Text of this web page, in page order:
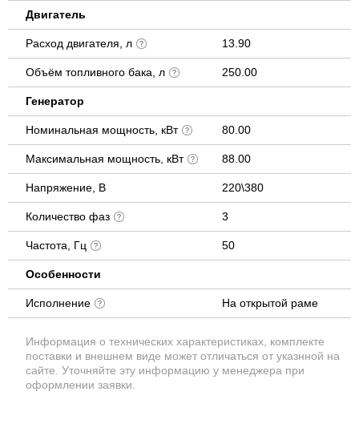
Двигатель
Расход двигателя, л 13.90
Объём топливного бака, л 250.00
Генератор
Номинальная мощность, кВт 80.00
Максимальная мощность, кВт 88.00
Напряжение, В 220\380
Количество фаз 3
Частота, Гц 50
Особенности
Исполнение На открытой раме
Информация о технических характеристиках, комплекте
поставки и внешнем виде может отличаться от указнной на
сайте. Уточняйте эту информацию у менеджера при
оформлении заявки.